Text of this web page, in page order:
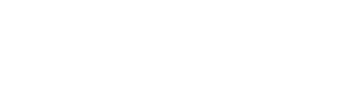
nous proposons une large gamme de produits de protection, incluant des serrures et des cylindres de haute sécurité.
de goupilles et de roues dentées, garantissent une protection optimale contre toute tentative d'effraction.
ISEO ou Vachette, sont réputés pour leur fiabilité et leur résistance.
entrouvrants, nos cylindres sont également compatibles avec différentes marques de serrures.
catalogue en ligne pour découvrir toutes nos références et profiter de nos ventes exclusives.